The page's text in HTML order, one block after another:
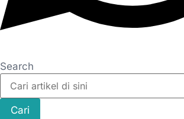
Search
Cari